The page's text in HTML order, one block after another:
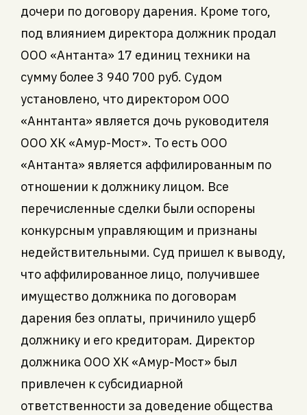
дочери по договору дарения. Кроме того,
под влиянием директора должник продал
ООО «Антанта» 17 единиц техники на
сумму более 3 940 700 руб. Судом
установлено, что директором ООО
«Аннтанта» является дочь руководителя
ООО ХК «Амур-Мост». То есть ООО
«Антанта» является аффилированным по
отношении к должнику лицом. Все
перечисленные сделки были оспорены
конкурсным управляющим и признаны
недействительными. Суд пришел к выводу,
что аффилированное лицо, получившее
имущество должника по договорам
дарения без оплаты, причинило ущерб
должнику и его кредиторам. Директор
должника ООО ХК «Амур-Мост» был
привлечен к субсидиарной
ответственности за доведение общества